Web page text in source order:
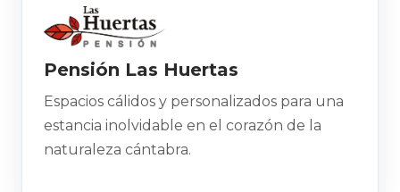
Pensión Las Huertas
Espacios cálidos y personalizados para una
estancia inolvidable en el corazón de la
naturaleza cántabra.